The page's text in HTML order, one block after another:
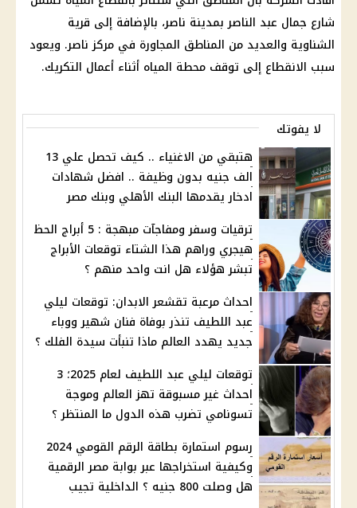
شارع جمال عبد الناصر بمدينة ناصر، بالإضافة إلى قرية
الشناوية والعديد من المناطق المجاورة في مركز ناصر. ويعود
سبب الانقطاع إلى توقف محطة المياه أثناء أعمال التكريك.
لا يفوتك
هتبقي من الاغنياء .. كيف تحصل علي 13
الف جنيه بدون وظيفة .. افضل شهادات
ادخار يقدمها البنك الأهلي وبنك مصر
ترقيات وسفر ومفاجآت مبهجة : 5 أبراج الحظ
هيجري وراهم هذا الشتاء توقعات الأبراج
تبشر هؤلاء هل انت واحد منهم ؟
احداث مرعبة تقشعر الابدان: توقعات ليلي
عبد اللطيف تنذر بوفاة فنان شهير ووباء
جديد يهدد العالم ماذا تنبأت سيدة الفلك ؟
توقعات ليلي عبد اللطيف لعام 2025؛ 3
احداث غير مسبوقة تهز العالم وموجة
تسونامي تضرب هذه الدول ما المنتظر ؟
رسوم استمارة بطاقة الرقم القومي 2024
وكيفية استخراجها عبر بوابة مصر الرقمية
هل وصلت 800 جنيه ؟ الداخلية تجيب